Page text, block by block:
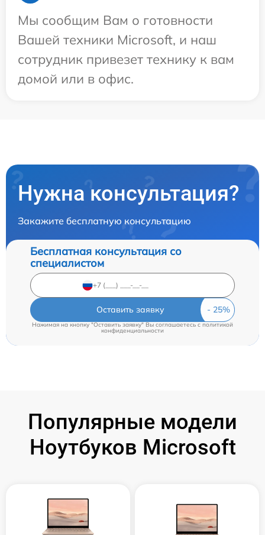
Мы сообщим Вам о готовности
Вашей техники Microsoft, и наш
сотрудник привезет технику к вам
домой или в офис.
Нужна консультация?
Закажите бесплатную консультацию
Бесплатная консультация со
специалистом
Оставить заявку
Нажимая на кнопку "Оставить заявку" Вы соглашаетесь cполитикой
конфиденциальности
Популярные модели
Ноутбуков Microsoft